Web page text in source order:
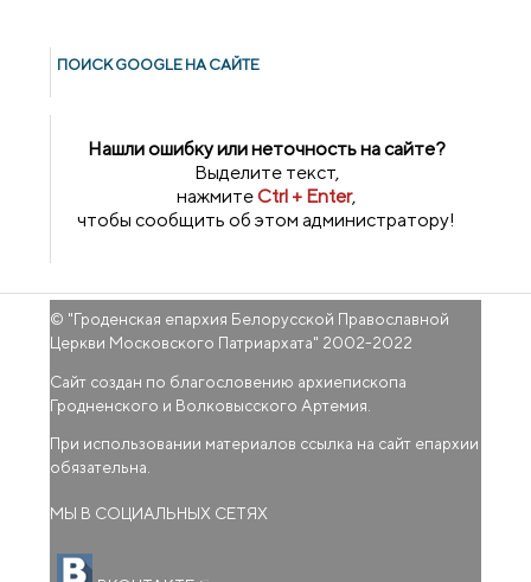
ПОИСК GOОGLE НА САЙТЕ
Нашли ошибку или неточность на сайте?
Выделите текст,
нажмитеCtrl + Enter,
чтобы сообщить об этом администратору!
© "Гроденская епархия Белорусской Православной
Церкви Московского Патриархата" 2002-2022
Сайт создан по благословению архиепископа
Гродненского и Волковысского Артемия.
При использовании материалов ссылка на сайт епархии
обязательна.
МЫ В СОЦИАЛЬНЫХ СЕТЯХ